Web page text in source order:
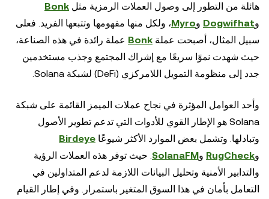
هائلة من التطور إلى وصول العملات الرمزية مثل Bonk
وDogwifhat وMyro، ولكل منها مفهومها وتتبعها الفريد. فعلى
سبيل المثال، أصبحت عملة Bonk عملة رائدة في هذه الصناعة،
حيث شهدت نموًا سريعًا مع إشراك المجتمع وجذب مستخدمين
جدد إلى منظومة التمويل اللامركزي (DeFi) لشبكة Solana.
وأحد العوامل المؤثرة في نجاح عملات الميمز القائمة على شبكة
Solana هو الإطار القوي للأدوات التي تدعم تطوير الأصول
وتبادلها. وتشمل بعض الموارد الأكثر شيوعًا Birdeye
وRugCheck وSolanaFM. حيث توفر هذه العملات الرؤية
والتدابير الأمنية وتحليل البيانات اللازمة لدعم المتداولين في
التعامل بأمان في هذا السوق المتغير باستمرار. وفي إطار القيام